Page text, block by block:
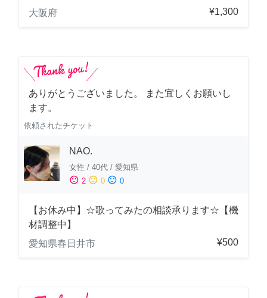
大阪府
¥1,300
ありがとうございました。 また宜しくお願いし
ます。
依頼されたチケット
NAO.
女性 / 40代 / 愛知県
sentiment_satisfied 2 sentiment_neutral 0 sentiment_dissatisfied 0
【お休み中】☆歌ってみたの相談承ります☆【機
材調整中】
愛知県春日井市
¥500